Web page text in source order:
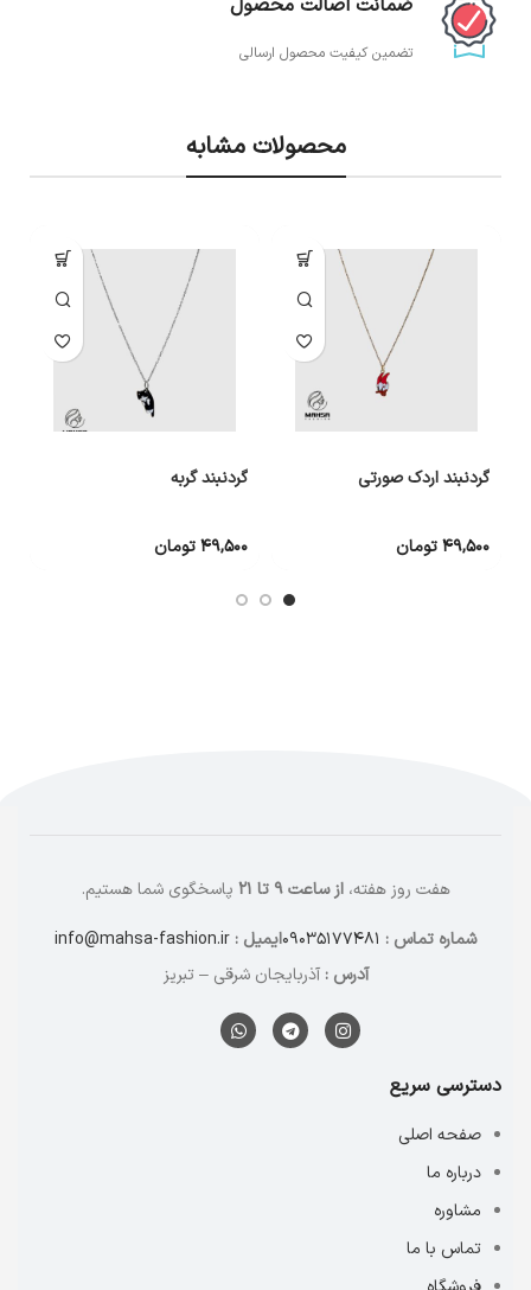
ضمانت اصالت محصول
تضمین کیفیت محصول ارسالی
محصولات مشابه
گردنبند اردک صورتی
۴۹,۵۰۰تومان
گردنبند گربه
۴۹,۵۰۰تومان
هفت روز هفته،از ساعت ۹ تا ۲۱
پاسخگوی شما هستیم.
شماره تماس : ۰۹۰۳۵۱۷۷۴۸۱ایمیل : info@mahsa-fashion.ir
آدرس : آذربایجان شرقی – تبریز
دسترسی سریع
صفحه اصلی
درباره ما
مشاوره
تماس با ما